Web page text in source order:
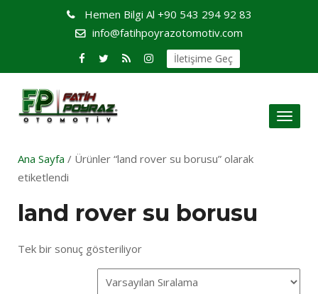
Hemen Bilgi Al +90 543 294 92 83
info@fatihpoyrazotomotiv.com
İletişime Geç
Toggle
Ana Sayfa / Ürünler “land rover su borusu” olarak
etiketlendi
land rover su borusu
Tek bir sonuç gösteriliyor